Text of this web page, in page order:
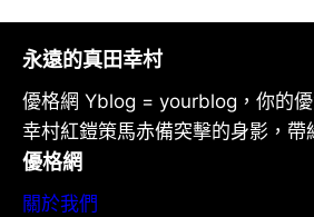
永遠的真田幸村
優格網 Yblog = yourblog，你的
幸村紅鎧策馬赤備突擊的身影，帶
優格網
關於我們